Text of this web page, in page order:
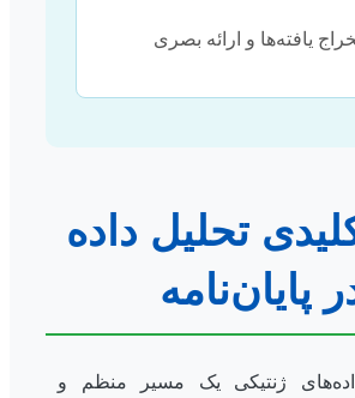
یافته‌ها و ارائه بصری
تحلیل داده
پایان‌نامه
داده‌های ژنتیکی یک مسیر منظم و